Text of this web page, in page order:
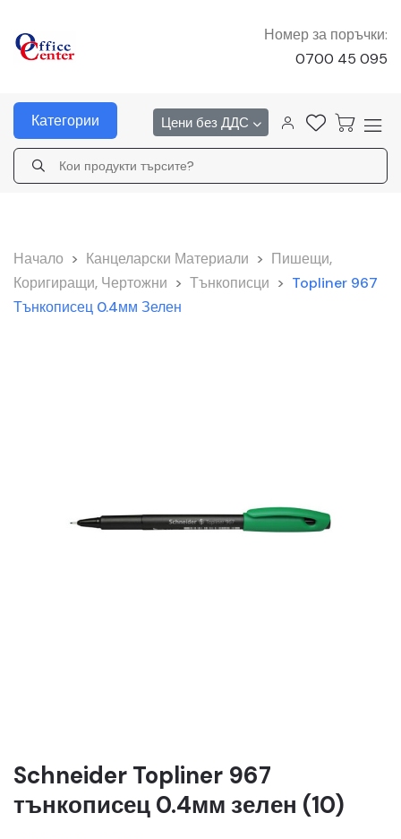
Номер за поръчки:
0700 45 095
Категории Цени без ДДС
Начало > Канцеларски Материали > Пишещи,
Коригиращи, Чертожни > Тънкописци > Topliner 967
Тънкописец 0.4мм Зелен
Schneider Topliner 967
тънкописец 0.4мм зелен (10)